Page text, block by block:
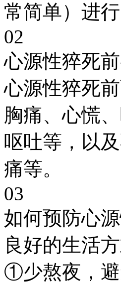
常简单）进
02
心源性猝死
心源性猝死
胸痛、心慌
呕吐等，以
痛等。
03
如何预防心
良好的生活
①少熬夜，